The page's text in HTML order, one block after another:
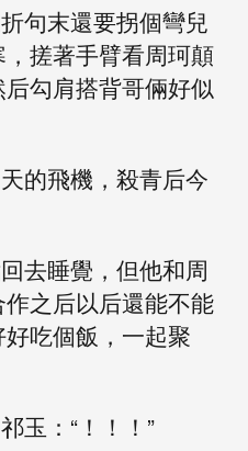
句末還要拐個彎兒
搓著手臂看周珂顛
勾肩搭背哥倆好似
的飛機，殺青后今
去睡覺，但他和周
之后以后還能不能
吃個飯，一起聚
玉：“！！！”